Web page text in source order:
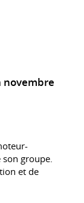
novembre
groupe.
et de